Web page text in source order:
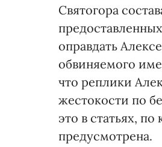
Святогора
оправдать
обвиняемого
что реплики
жестокости по
это в статьях,
предусмотрена.